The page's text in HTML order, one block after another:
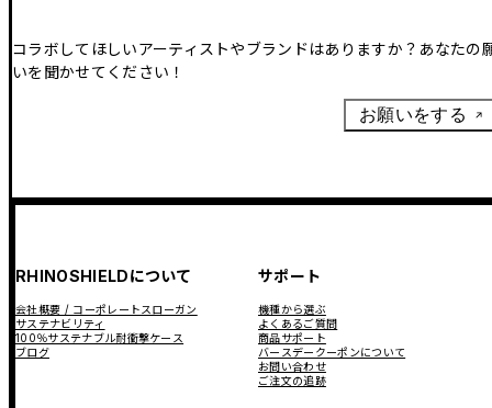
コラボしてほしいアーティストやブランドはありますか？あなたの
いを聞かせてください！
お願いをする
RHINOSHIELDについて
会社概要 / コーポレートスローガン
サステナビリティ
100％サステナブル耐衝撃ケース
ブログ
サポート
機種から選ぶ
よくあるご質問
商品サポート
バースデークーポンについて
お問い合わせ
ご注文の追跡